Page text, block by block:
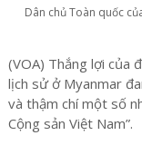
Dân chủ Toàn quốc
(VOA) Thắng lợi của
lịch sử ở Myanmar
và thậm chí một số
Cộng sản Việt Nam”.